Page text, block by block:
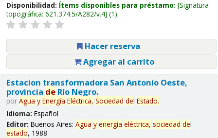
Disponibilidad: Ítems disponibles para préstamo: Signatura
topográfica: 621.374.5/A282/v.4 (1).
Hacer reserva
Agregar al carrito
Estacion transformadora San Antonio Oeste,
provincia deRío Negro.
por Agua y Energía Eléctrica, Sociedad del Estado.
Idioma: Español
Editor: Buenos Aires: Agua y energía eléctrica, sociedad del
estado, 1988